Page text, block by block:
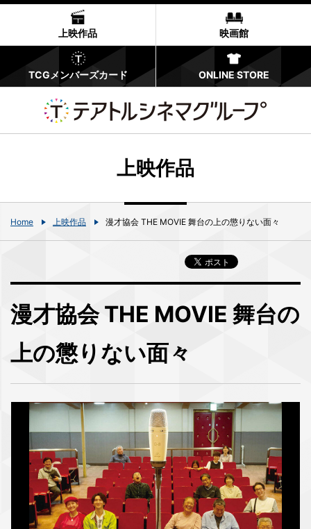
上映作品 映画館
TCGメンバーズカード ONLINE STORE
上映作品
Home 上映作品 漫才協会 THE MOVIE 舞台の上の懲りない面々
漫才協会 THE MOVIE 舞台の
上の懲りない面々